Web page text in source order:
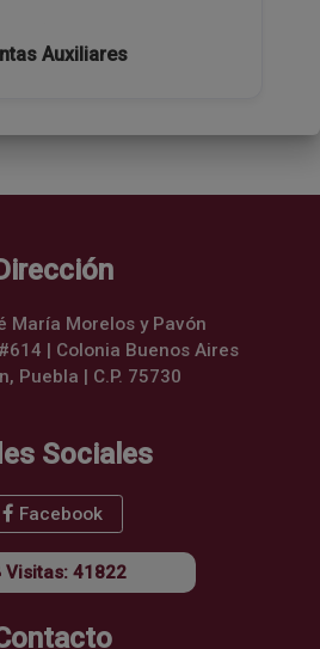
Auxiliares
Dirección
María Morelos y Pavón
| Colonia Buenos Aires
Puebla | C.P. 75730
Sociales
Facebook
Visitas: 41822